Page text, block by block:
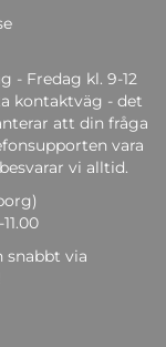
- Fredag kl. 9-12
kontaktväg - det
att din fråga
vara
vi alltid.
snabbt via